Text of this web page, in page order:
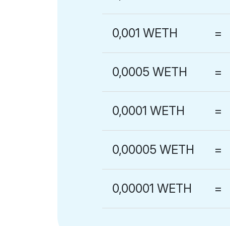
0,001 WETH =
0,0005 WETH =
0,0001 WETH =
0,00005 WETH =
0,00001 WETH =